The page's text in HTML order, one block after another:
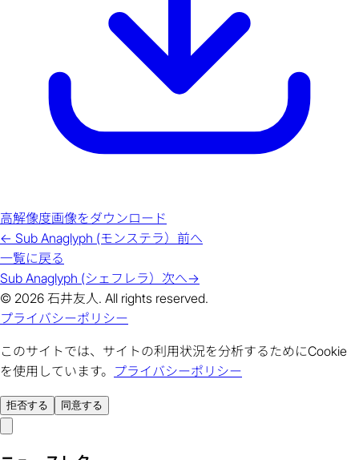
高解像度画像をダウンロード
← Sub Anaglyph (モンステラ） 前へ
一覧に戻る
Sub Anaglyph (シェフレラ） 次へ→
© 2026 石井友人. All rights reserved.
プライバシーポリシー
このサイトでは、サイトの利用状況を分析するためにCookie
を使用しています。 プライバシーポリシー
拒否する 同意する